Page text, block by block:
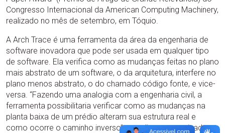
Congresso Internacional da American Computing Machinery,
realizado no mês de setembro, em Tóquio.
A Arch Trace é uma ferramenta da área da engenharia de
software inovadora que pode ser usada em qualquer tipo
de software. Ela verifica como as mudanças feitas no plano
mais abstrato de um software, o da arquitetura, interfere no
plano menos abstrato, o do chamado código fonte, e vice-
versa. “Fazendo uma analogia com a engenharia civil, a
ferramenta possibilitaria verificar como as mudanças na
planta baixa de um prédio alteram sua estrutura real e
como ocorre o caminho inverso” – explica o pesquisador.